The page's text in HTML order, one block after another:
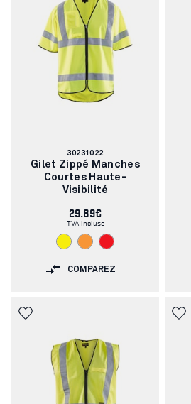
Numéro
d'article:
30231022
Gilet Zippé Manches
Courtes Haute-
Visibilité
29.89€
TVA incluse
COMPAREZ